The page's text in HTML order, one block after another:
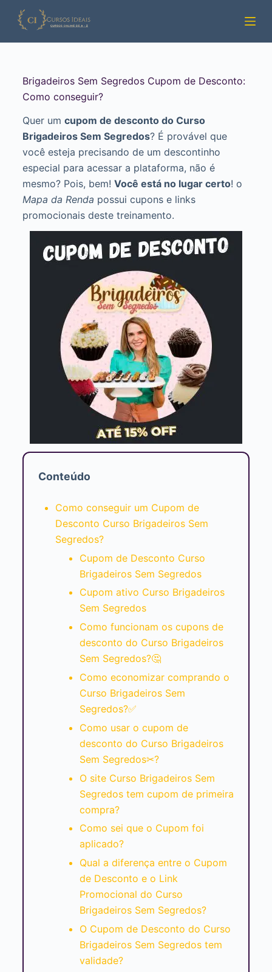
Pular
para
Brigadeiros Sem Segredos Cupom de Desconto:
Como conseguir?
Quer um cupom de desconto do Curso
Brigadeiros Sem Segredos? É provável que
você esteja precisando de um descontinho
especial para acessar a plataforma, não é
mesmo? Pois, bem! Você está no lugar certo! o
Mapa da Renda possui cupons e links
promocionais deste treinamento.
Conteúdo
Como conseguir um Cupom de
Desconto Curso Brigadeiros Sem
Segredos?
Cupom de Desconto Curso
Brigadeiros Sem Segredos
Cupom ativo Curso Brigadeiros
Sem Segredos
Como funcionam os cupons de
desconto do Curso Brigadeiros
Sem Segredos?🤔
Como economizar comprando o
Curso Brigadeiros Sem
Segredos?✅
Como usar o cupom de
desconto do Curso Brigadeiros
Sem Segredos✂?
O site Curso Brigadeiros Sem
Segredos tem cupom de primeira
compra?
Como sei que o Cupom foi
aplicado?
Qual a diferença entre o Cupom
de Desconto e o Link
Promocional do Curso
Brigadeiros Sem Segredos?
O Cupom de Desconto do Curso
Brigadeiros Sem Segredos tem
validade?